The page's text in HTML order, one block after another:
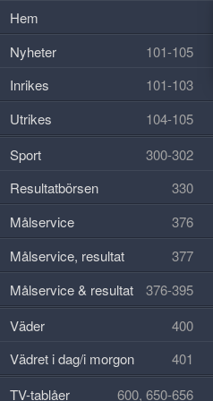
Hem
Nyheter
101-105
Inrikes
101-103
Utrikes
104-105
Sport
300-302
Resultatbörsen
330
Målservice
376
Målservice, resultat
377
Målservice & resultat
376-395
Väder
400
Vädret i dag/i morgon
401
TV-tablåer
600, 650-656